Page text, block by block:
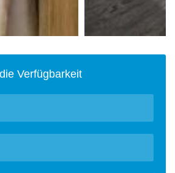
Verfügbarkeit